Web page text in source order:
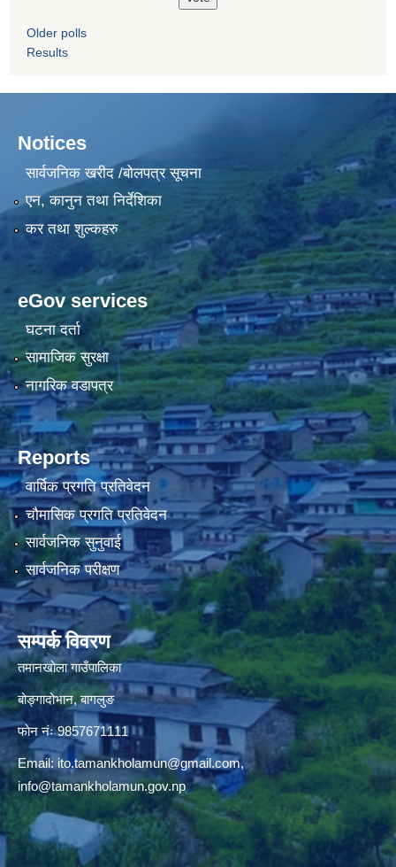
Older polls
Results
Notices
सार्वजनिक खरीद /बोलपत्र सूचना
एन, कानुन तथा निर्देशिका
कर तथा शुल्कहरु
eGov services
घटना दर्ता
सामाजिक सुरक्षा
नागरिक वडापत्र
Reports
वार्षिक प्रगति प्रतिवेदन
चौमासिक प्रगति प्रतिवेदन
सार्वजनिक सुनुवाई
सार्वजनिक परीक्षण
सम्पर्क विवरण
तमानखोला गाउँपालिका
बोङ्गादोभान, बागलुङ
फोन नंः 9857671111
Email: ito.tamankholamun@gmail.com,
info@tamankholamun.gov.np